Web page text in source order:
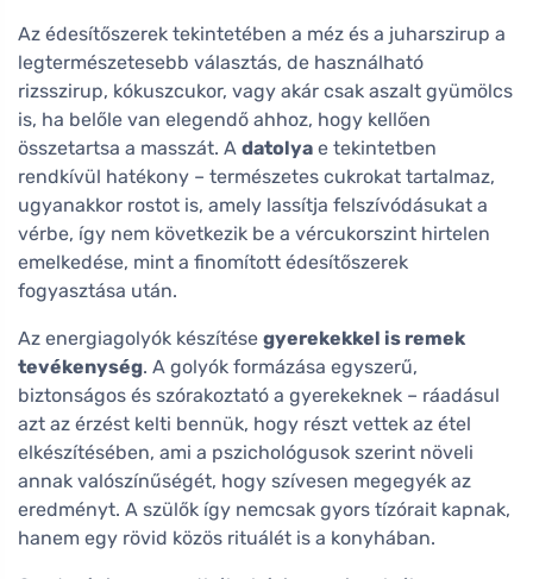
Az édesítőszerek tekintetében a méz és a juharszirup a
legtermészetesebb választás, de használható
rizsszirup, kókuszcukor, vagy akár csak aszalt gyümölcs
is, ha belőle van elegendő ahhoz, hogy kellően
összetartsa a masszát. A datolya e tekintetben
rendkívül hatékony – természetes cukrokat tartalmaz,
ugyanakkor rostot is, amely lassítja felszívódásukat a
vérbe, így nem következik be a vércukorszint hirtelen
emelkedése, mint a finomított édesítőszerek
fogyasztása után.
Az energiagolyók készítése gyerekekkel is remek
tevékenység. A golyók formázása egyszerű,
biztonságos és szórakoztató a gyerekeknek – ráadásul
azt az érzést kelti bennük, hogy részt vettek az étel
elkészítésében, ami a pszichológusok szerint növeli
annak valószínűségét, hogy szívesen megegyék az
eredményt. A szülők így nemcsak gyors tízórait kapnak,
hanem egy rövid közös rituálét is a konyhában.